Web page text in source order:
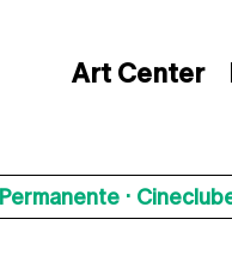
Art Center
·